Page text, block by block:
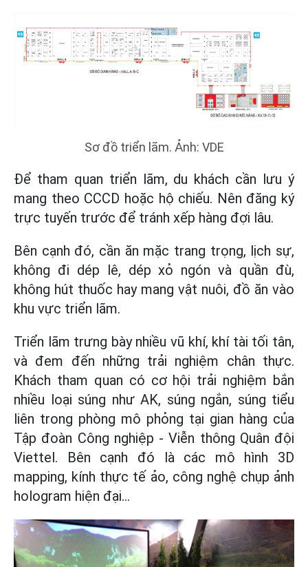
Sơ đồ triển lãm. Ảnh: VDE
Để tham quan triển lãm, du khách cần lưu ý
mang theo CCCD hoặc hộ chiếu. Nên đăng ký
trực tuyến trước để tránh xếp hàng đợi lâu.
Bên cạnh đó, cần ăn mặc trang trọng, lịch sự,
không đi dép lê, dép xỏ ngón và quần đù,
không hút thuốc hay mang vật nuôi, đồ ăn vào
khu vực triển lãm.
Triển lãm trưng bày nhiều vũ khí, khí tài tối tân,
và đem đến những trải nghiệm chân thực.
Khách tham quan có cơ hội trải nghiệm bắn
nhiều loại súng như AK, súng ngắn, súng tiểu
liên trong phòng mô phỏng tại gian hàng của
Tập đoàn Công nghiệp - Viễn thông Quân đội
Viettel. Bên cạnh đó là các mô hình 3D
mapping, kính thực tế ảo, công nghệ chụp ảnh
hologram hiện đại...